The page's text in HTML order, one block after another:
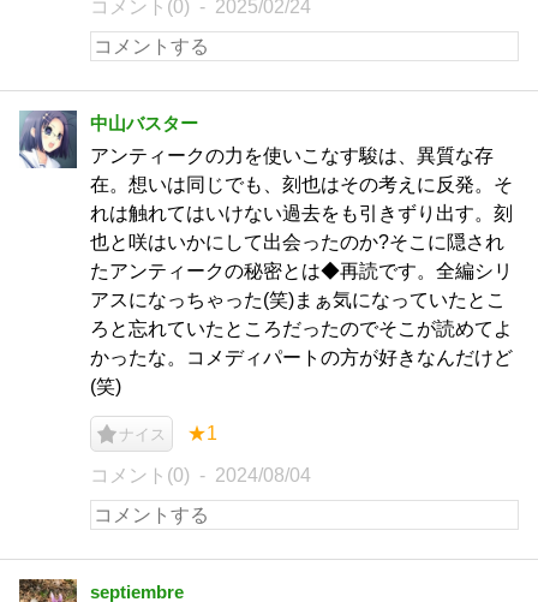
コメント(0) 2025/02/24
中山バスター
アンティークの力を使いこなす駿は、異質な存
在。想いは同じでも、刻也はその考えに反発。そ
れは触れてはいけない過去をも引きずり出す。刻
也と咲はいかにして出会ったのか?そこに隠され
たアンティークの秘密とは◆再読です。全編シリ
アスになっちゃった(笑)まぁ気になっていたとこ
ろと忘れていたところだったのでそこが読めてよ
かったな。コメディパートの方が好きなんだけど
(笑)
ナイス ★1
コメント(0) 2024/08/04
septiembre